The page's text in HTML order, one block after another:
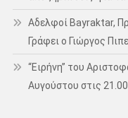
Αδελφοί Bayraktar,
Γράφει ο Γιώργος
“Ειρήνη” του
Αυγούστου στις 21.00